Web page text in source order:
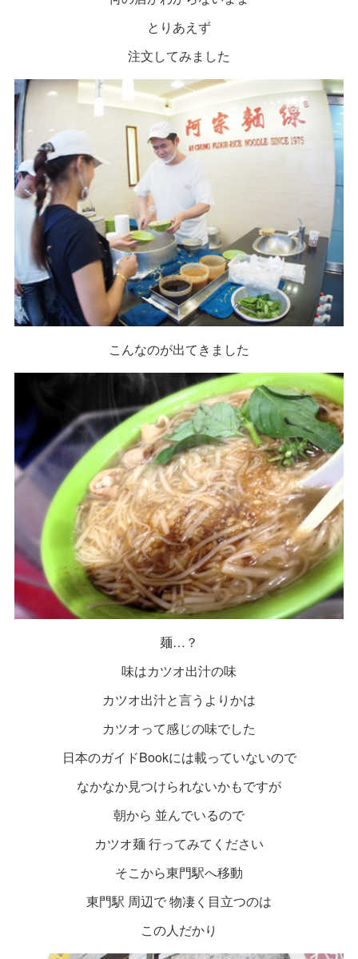
とりあえず
注文してみました
こんなのが出てきました
麺…？
味はカツオ出汁の味
カツオ出汁と言うよりかは
カツオって感じの味でした
日本のガイドBookには載っていないので
なかなか見つけられないかもですが
朝から 並んでいるので
カツオ麺 行ってみてください
そこから東門駅へ移動
東門駅 周辺で 物凄く目立つのは
この人だかり